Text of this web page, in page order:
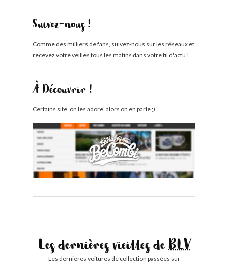
Suivez-nous !
Comme des milliers de fans, suivez-nous sur les réseaux et
recevez votre veilles tous les matins dans votre fil d'actu !
À Découvrir !
Certains site, on les adore, alors on en parle ;)
Les dernières vieilles deBLV
Les dernières voitures de collection passées sur